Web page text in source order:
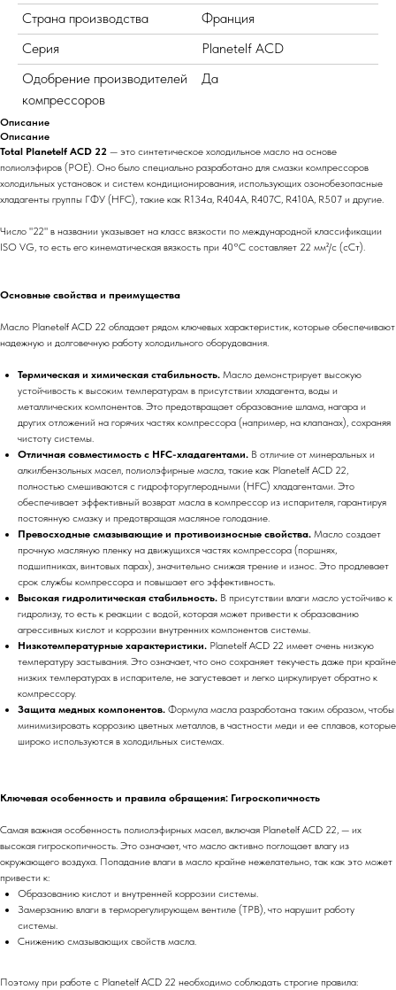
Страна производства
Франция
Серия
Planetelf ACD
Одобрение производителей
компрессоров
Да
Описание
Описание
Total Planetelf ACD 22 — это синтетическое холодильное масло на основе
полиолэфиров (POE). Оно было специально разработано для смазки компрессоров
холодильных установок и систем кондиционирования, использующих озонобезопасные
хладагенты группы ГФУ (HFC), такие как R134a, R404A, R407C, R410A, R507 и другие.
Число "22" в названии указывает на класс вязкости по международной классификации
ISO VG, то есть его кинематическая вязкость при 40°C составляет 22 мм²/с (сСт).
Основные свойства и преимущества
Масло Planetelf ACD 22 обладает рядом ключевых характеристик, которые обеспечивают
надежную и долговечную работу холодильного оборудования.
Термическая и химическая стабильность. Масло демонстрирует высокую
устойчивость к высоким температурам в присутствии хладагента, воды и
металлических компонентов. Это предотвращает образование шлама, нагара и
других отложений на горячих частях компрессора (например, на клапанах), сохраняя
чистоту системы.
Отличная совместимость с HFC-хладагентами. В отличие от минеральных и
алкилбензольных масел, полиолэфирные масла, такие как Planetelf ACD 22,
полностью смешиваются с гидрофторуглеродными (HFC) хладагентами. Это
обеспечивает эффективный возврат масла в компрессор из испарителя, гарантируя
постоянную смазку и предотвращая масляное голодание.
Превосходные смазывающие и противоизносные свойства. Масло создает
прочную масляную пленку на движущихся частях компрессора (поршнях,
подшипниках, винтовых парах), значительно снижая трение и износ. Это продлевает
срок службы компрессора и повышает его эффективность.
Высокая гидролитическая стабильность. В присутствии влаги масло устойчиво к
гидролизу, то есть к реакции с водой, которая может привести к образованию
агрессивных кислот и коррозии внутренних компонентов системы.
Низкотемпературные характеристики. Planetelf ACD 22 имеет очень низкую
температуру застывания. Это означает, что оно сохраняет текучесть даже при крайне
низких температурах в испарителе, не загустевает и легко циркулирует обратно к
компрессору.
Защита медных компонентов. Формула масла разработана таким образом, чтобы
минимизировать коррозию цветных металлов, в частности меди и ее сплавов, которые
широко используются в холодильных системах.
Ключевая особенность и правила обращения: Гигроскопичность
Самая важная особенность полиолэфирных масел, включая Planetelf ACD 22, — их
высокая гигроскопичность. Это означает, что масло активно поглощает влагу из
окружающего воздуха. Попадание влаги в масло крайне нежелательно, так как это может
привести к:
Образованию кислот и внутренней коррозии системы.
Замерзанию влаги в терморегулирующем вентиле (ТРВ), что нарушит работу
системы.
Снижению смазывающих свойств масла.
Поэтому при работе с Planetelf ACD 22 необходимо соблюдать строгие правила: